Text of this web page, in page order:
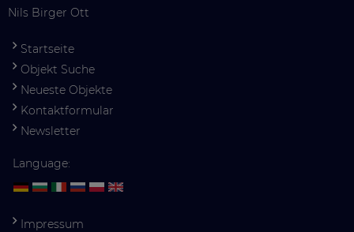
Nils Birger Ott
Startseite
Objekt Suche
Neueste Objekte
Kontaktformular
Newsletter
Language:
Impressum